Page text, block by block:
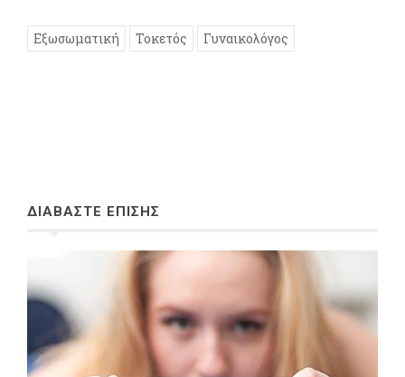
Εξωσωματική Τοκετός Γυναικολόγος
ΔΙΑΒΑΣΤΕ ΕΠΙΣΗΣ